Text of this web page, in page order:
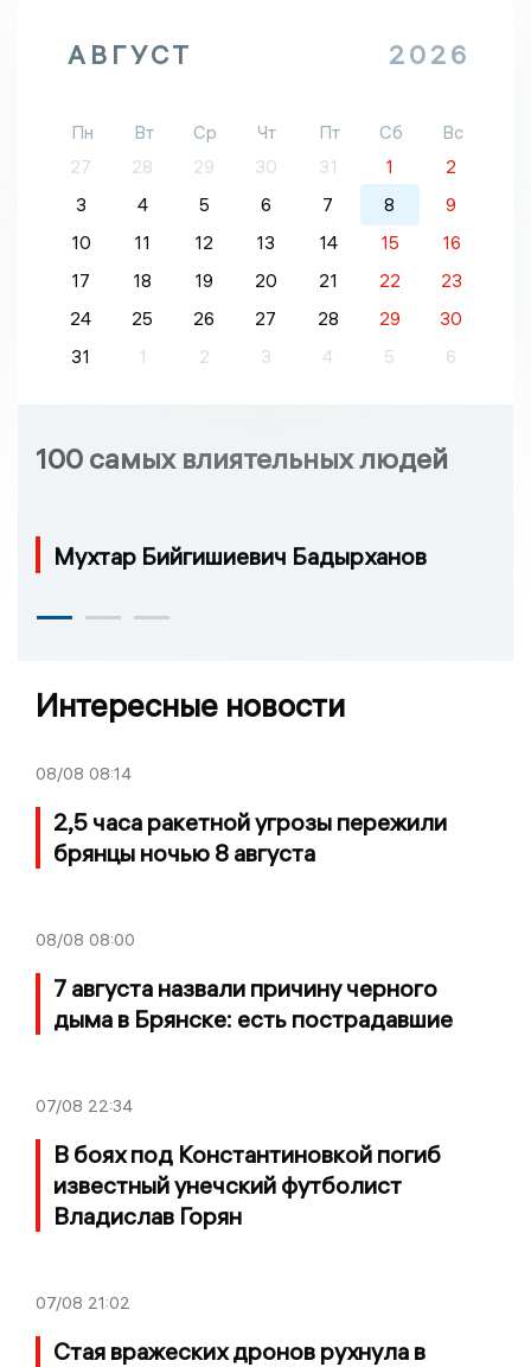
АВГУСТ 2026
Пн Вт Ср Чт Пт Сб
Вс
27
28 29 30 31 1
2
3
4 5 6 7 8
9
10
11 12 13 14 15
16
17
18 19 20 21 22
23
24
25 26 27 28 29
30
31
1 2 3 4 5 6
100 самых влиятельных людей
Мухтар Бийгишиевич Бадырханов
Интересные новости
08/08 08:14
2,5 часа ракетной угрозы пережили
брянцы ночью 8 августа
08/08 08:00
7 августа назвали причину черного
дыма в Брянске: есть пострадавшие
07/08 22:34
В боях под Константиновкой погиб
известный унечский футболист
Владислав Горян
07/08 21:02
Стая вражеских дронов рухнула в